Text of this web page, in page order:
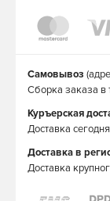
Самовывоз
Сборка заказа в
Куръерская
Доставка
Доставка в
Доставка